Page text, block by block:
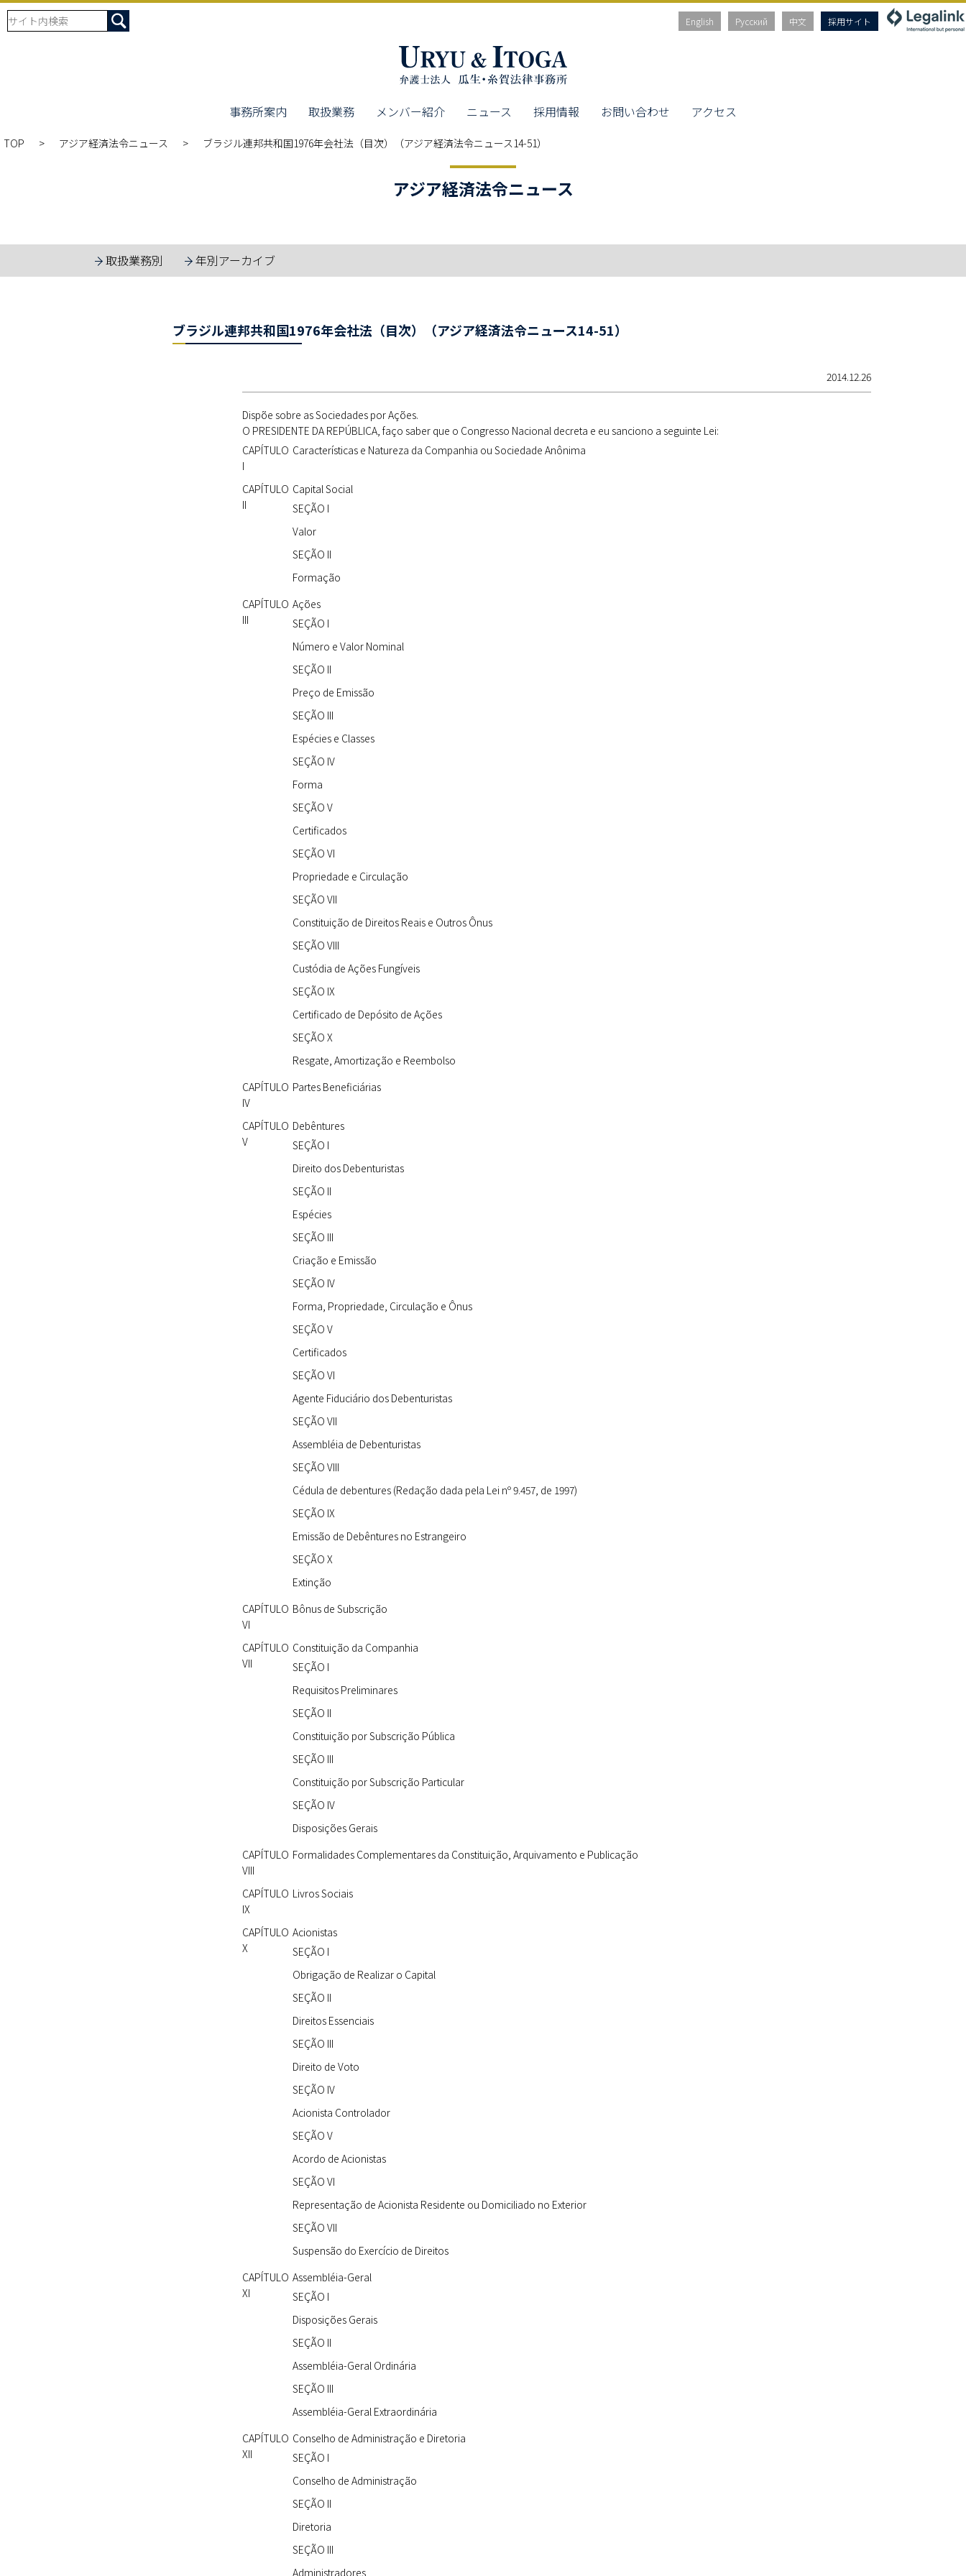
English Русский 中文 採用サイト
事務所案内 取扱業務 メンバー紹介 ニュース 採用情報 お問い合わせ アクセス
TOP アジア経済法令ニュース ブラジル連邦共和国1976年会社法（目次）（アジア経済法令ニュース14-51）
アジア経済法令ニュース
取扱業務別 年別アーカイブ
ブラジル連邦共和国1976年会社法（目次）（アジア経済法令ニュース14-51）
2014.12.26
Dispõe sobre as Sociedades por Ações.
O PRESIDENTE DA REPÚBLICA, faço saber que o Congresso Nacional decreta e eu sanciono a seguinte Lei:
CAPÍTULO
I
Características e Natureza da Companhia ou Sociedade Anônima
CAPÍTULO
II
Capital Social
SEÇÃO I
Valor
SEÇÃO II
Formação
CAPÍTULO
III
Ações
SEÇÃO I
Número e Valor Nominal
SEÇÃO II
Preço de Emissão
SEÇÃO III
Espécies e Classes
SEÇÃO IV
Forma
SEÇÃO V
Certificados
SEÇÃO VI
Propriedade e Circulação
SEÇÃO VII
Constituição de Direitos Reais e Outros Ônus
SEÇÃO VIII
Custódia de Ações Fungíveis
SEÇÃO IX
Certificado de Depósito de Ações
SEÇÃO X
Resgate, Amortização e Reembolso
CAPÍTULO
IV
Partes Beneficiárias
CAPÍTULO
V
Debêntures
SEÇÃO I
Direito dos Debenturistas
SEÇÃO II
Espécies
SEÇÃO III
Criação e Emissão
SEÇÃO IV
Forma, Propriedade, Circulação e Ônus
SEÇÃO V
Certificados
SEÇÃO VI
Agente Fiduciário dos Debenturistas
SEÇÃO VII
Assembléia de Debenturistas
SEÇÃO VIII
Cédula de debentures (Redação dada pela Lei nº 9.457, de 1997)
SEÇÃO IX
Emissão de Debêntures no Estrangeiro
SEÇÃO X
Extinção
CAPÍTULO
VI
Bônus de Subscrição
CAPÍTULO
VII
Constituição da Companhia
SEÇÃO I
Requisitos Preliminares
SEÇÃO II
Constituição por Subscrição Pública
SEÇÃO III
Constituição por Subscrição Particular
SEÇÃO IV
Disposições Gerais
CAPÍTULO
VIII
Formalidades Complementares da Constituição, Arquivamento e Publicação
CAPÍTULO
IX
Livros Sociais
CAPÍTULO
X
Acionistas
SEÇÃO I
Obrigação de Realizar o Capital
SEÇÃO II
Direitos Essenciais
SEÇÃO III
Direito de Voto
SEÇÃO IV
Acionista Controlador
SEÇÃO V
Acordo de Acionistas
SEÇÃO VI
Representação de Acionista Residente ou Domiciliado no Exterior
SEÇÃO VII
Suspensão do Exercício de Direitos
CAPÍTULO
XI
Assembléia-Geral
SEÇÃO I
Disposições Gerais
SEÇÃO II
Assembléia-Geral Ordinária
SEÇÃO III
Assembléia-Geral Extraordinária
CAPÍTULO
XII
Conselho de Administração e Diretoria
SEÇÃO I
Conselho de Administração
SEÇÃO II
Diretoria
SEÇÃO III
Administradores